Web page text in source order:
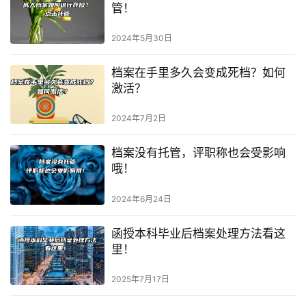
管！
2024年5月30日
档案在手里多久会变成死档？如何
激活？
2024年7月2日
档案没有托管，评职称也会受影响
哦！
2024年6月24日
函授本科毕业后档案处理方法看这
里！
2025年7月17日